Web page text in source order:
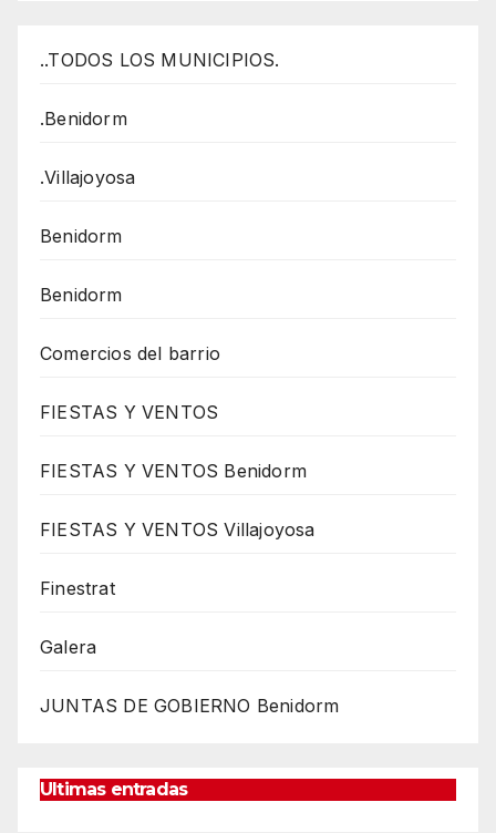
..TODOS LOS MUNICIPIOS.
.Benidorm
.Villajoyosa
Benidorm
Benidorm
Comercios del barrio
FIESTAS Y VENTOS
FIESTAS Y VENTOS Benidorm
FIESTAS Y VENTOS Villajoyosa
Finestrat
Galera
JUNTAS DE GOBIERNO Benidorm
Ultimas entradas